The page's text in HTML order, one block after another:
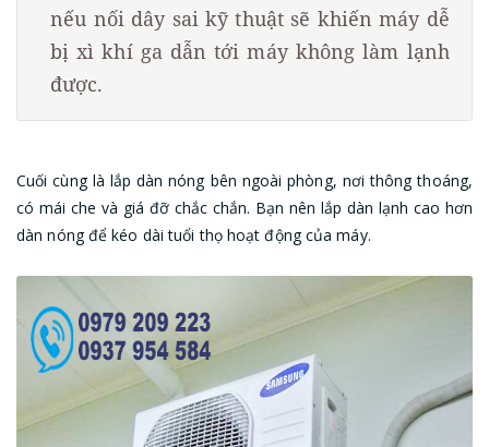
nếu nối dây sai kỹ thuật sẽ khiến máy dễ
bị xì khí ga dẫn tới máy không làm lạnh
được.
Cuối cùng là lắp dàn nóng bên ngoài phòng, nơi thông thoáng,
có mái che và giá đỡ chắc chắn. Bạn nên lắp dàn lạnh cao hơn
dàn nóng để kéo dài tuổi thọ hoạt động của máy.